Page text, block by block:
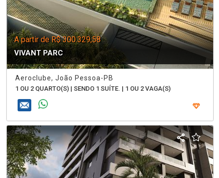
A partir de R$ 300.329,58
VIVANT PARC
Aeroclube, João Pessoa-PB
1 OU 2 QUARTO(S) | SENDO 1 SUÍTE. | 1 OU 2 VAGA(S)